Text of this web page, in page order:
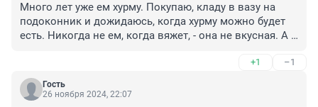
Много лет уже ем хурму. Покупаю, кладу в вазу на
подоконник и дожидаюсь, когда хурму можно будет
есть. Никогда не ем, когда вяжет, - она не вкусная. А
всегда запиваю чаем. Очень вкусно! Зачем есть не
зрелую?!
+1 –1
Гость
26 ноября 2024, 22:07